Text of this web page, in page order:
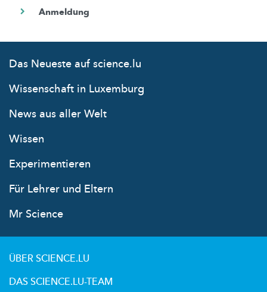
Das Neueste auf science.lu
Wissenschaft in Luxemburg
News aus aller Welt
Wissen
Experimentieren
Für Lehrer und Eltern
Mr Science
ÜBER SCIENCE.LU
DAS SCIENCE.LU-TEAM